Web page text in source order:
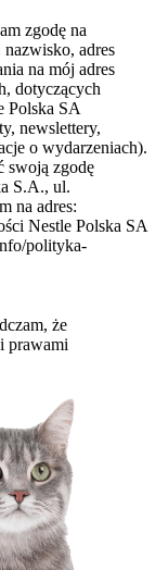
zgodę na
adres
na mój adres
dotyczących
Polska SA
newslettery,
o wydarzeniach).
swoją zgodę
S.A., ul.
na adres:
Nestle Polska SA
polityka-
że
i prawami